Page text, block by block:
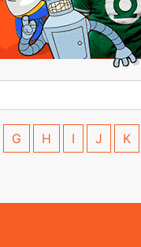
G H I J K